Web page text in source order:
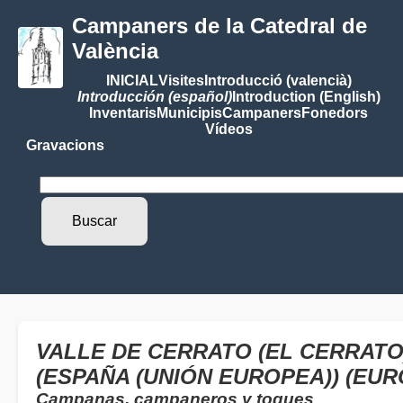
Campaners de la Catedral de
València
INICIALVisitesIntroducció (valencià)
Introducción (español)Introduction (English)
InventarisMunicipisCampanersFonedors
Vídeos
Gravacions
VALLE DE CERRATO (EL
(ESPAÑA (UNIÓN EUROPEA))
Campanas, campaneros y toques